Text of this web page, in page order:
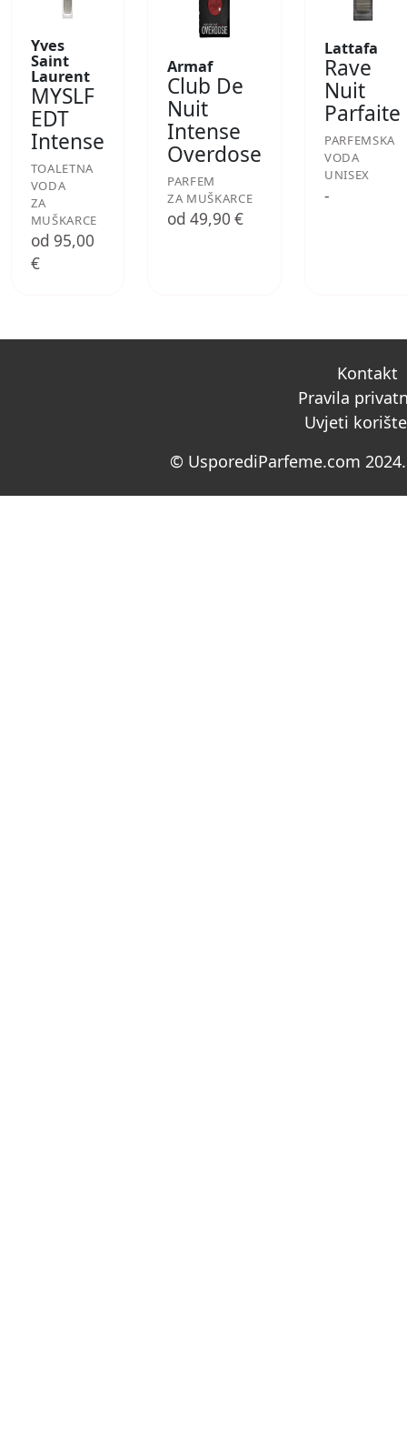
Yves
Saint
Laurent
MYSLF
EDT
Intense
TOALETNA
VODA
ZA
MUŠKARCE
od 95,00
€
Armaf
Club De
Nuit
Intense
Overdose
PARFEM
ZA MUŠKARCE
od 49,90 €
Lattafa
Rave
Nuit
Parfaite
PARFEMSKA
VODA
UNISEX
-
Kontakt
Pravila
Uvjeti
© UsporediParfeme.com